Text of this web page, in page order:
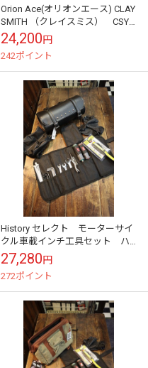
Orion Ace(オリオンエース) CLAY
SMITH （クレイスミス） CSY-
8306 HOGMATE オーバーオー
ル ツ...
24,200円
242ポイント
History セレクト モーターサイ
クル車載インチ工具セット ハ
ーレーなど外車用 丸形ツール
バッグ
27,280円
272ポイント